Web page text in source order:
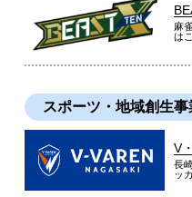
麻
は
スポーツ・地域創生事
V
長
ッ